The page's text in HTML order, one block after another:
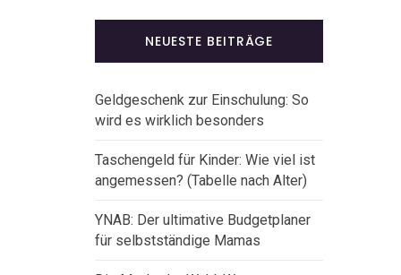
NEUESTE BEITRÄGE
Geldgeschenk zur Einschulung: So
wird es wirklich besonders
Taschengeld für Kinder: Wie viel ist
angemessen? (Tabelle nach Alter)
YNAB: Der ultimative Budgetplaner
für selbstständige Mamas